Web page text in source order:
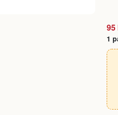
95
1